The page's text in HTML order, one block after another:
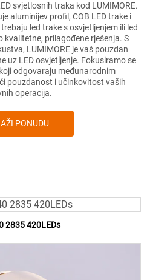
svjetlosnih traka kod LUMIMORE.
aluminijev profil, COB LED trake i
led trake s osvjetljenjem ili led
kvalitetne, prilagođene rješenja. S
LUMIMORE je vaš pouzdan
uz LED osvjetljenje. Fokusiramo se
odgovaraju međunarodnim
pouzdanost i učinkovitost vaših
operacija.
PONUDU
2835 420LEDs